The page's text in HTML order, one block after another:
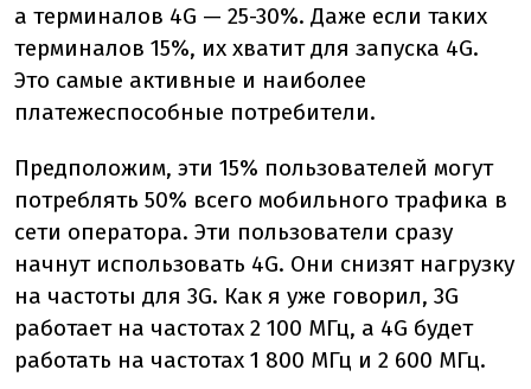
а терминалов 4G — 25-30%. Даже если таких
терминалов 15%, их хватит для запуска 4G.
Это самые активные и наиболее
платежеспособные потребители.
Предположим, эти 15% пользователей могут
потреблять 50% всего мобильного трафика в
сети оператора. Эти пользователи сразу
начнут использовать 4G. Они снизят нагрузку
на частоты для 3G. Как я уже говорил, 3G
работает на частотах 2 100 МГц, а 4G будет
работать на частотах 1 800 МГц и 2 600 МГц.